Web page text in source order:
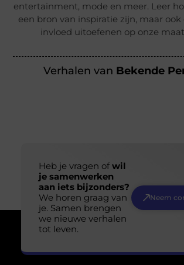
entertainment, mode en meer. Leer
een bron van inspiratie zijn, maar
invloed uitoefenen op onze
Verhalen van Bekende
Heb je vragen ofwil
je samenwerken
aan iets bijzonders?
We horen graag van
je. Samen brengen
we nieuwe verhalen
tot leven.
Neem